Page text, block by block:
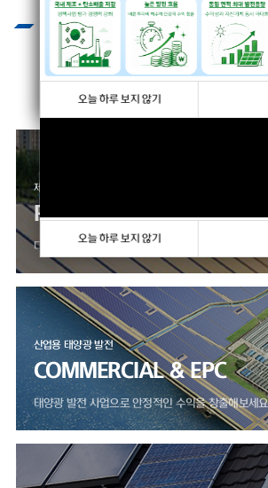
Business
끊임없는 기술개발과 엄격하고 혹독한
제품 테
제품 판매 사업
PRODUCTS
다양한 모듈, 인버터 제품을 만나보세요.
산업용 태양광 발전
COMMERCIAL & EPC
태양광 발전 사업으로 안정적인 수익을 창출해보세
오늘 하루 보지 않기
오늘 하루 보지 않기
오늘 하루 보지 않기